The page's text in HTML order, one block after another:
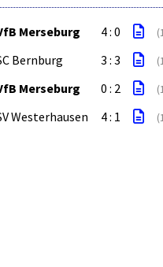
Merseburg 4 : 0
Bernburg 3 : 3
Merseburg 0 : 2
Westerhausen 4 : 1